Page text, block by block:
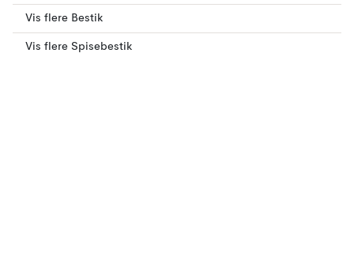
Vis flere Bestik
Vis flere Spisebestik